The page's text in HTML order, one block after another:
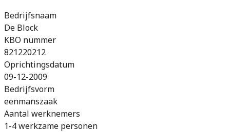
Bedrijfsnaam
De Block
KBO nummer
821220212
Oprichtingsdatum
09-12-2009
Bedrijfsvorm
eenmanszaak
Aantal werknemers
1-4 werkzame personen